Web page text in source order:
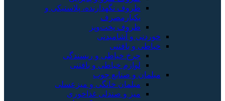
ظروف نگهدارنده، پلاستیکی و
یکبارمصرف
ظروف پخت‌وپز
خوردنی و آشامیدنی
خیاطی و بافتنی
چرخ خیاطی و ریسندگی
لوازم خیاطی و بافتنی
مبلمان و صنایع چوب
مبلمان خانگی و میزعسلی
میز و صندلی غذاخوری